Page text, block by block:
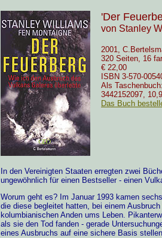
'Der
von Stanley
2001,
320 Seiten, 16
€ 22,00
ISBN 3-570-
Als
3442152097,
Das Buch
In den Vereinigten Staaten erregten zwei
ungewöhnlich für einen Bestseller - einen
Worum geht es? Im Januar 1993 kamen
die diese begleitet hatten, bei einem
kolumbianischen Anden ums Leben.
als sie den Tod fanden - gerade
eines Ausbruchs auf eine sichere Basis